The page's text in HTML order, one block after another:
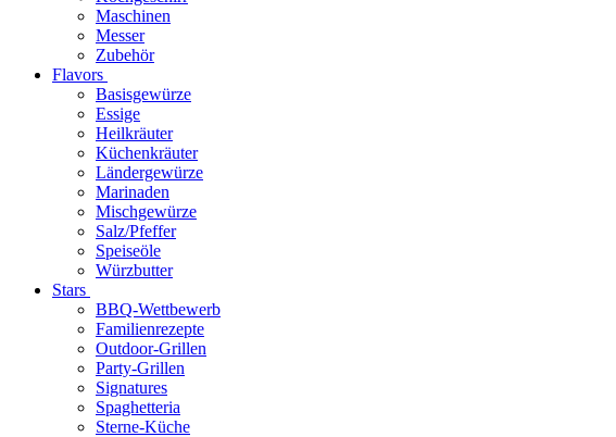
Maschinen
Messer
Zubehör
Flavors
Basisgewürze
Essige
Heilkräuter
Küchenkräuter
Ländergewürze
Marinaden
Mischgewürze
Salz/Pfeffer
Speiseöle
Würzbutter
Stars
BBQ-Wettbewerb
Familienrezepte
Outdoor-Grillen
Party-Grillen
Signatures
Spaghetteria
Sterne-Küche